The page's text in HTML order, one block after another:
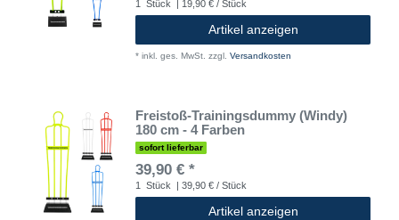
1 Stück | 19,90 € / Stück
Artikel anzeigen
* inkl. ges. MwSt. zzgl. Versandkosten
Freistoß-Trainingsdummy (Windy)
180 cm - 4 Farben
sofort lieferbar
39,90 € *
1 Stück | 39,90 € / Stück
Artikel anzeigen